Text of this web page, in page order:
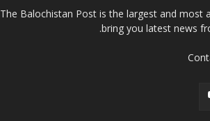
The Balochistan Post is the largest and
bring you latest news